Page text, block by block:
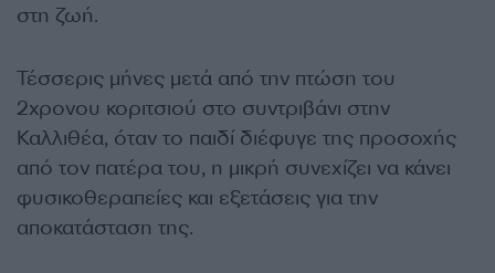
στη ζωή.
Τέσσερις μήνες μετά από την πτώση του
2χρονου κοριτσιού στο συντριβάνι στην
Καλλιθέα, όταν το παιδί διέφυγε της προσοχής
από τον πατέρα του, η μικρή συνεχίζει να κάνει
φυσικοθεραπείες και εξετάσεις για την
αποκατάσταση της.